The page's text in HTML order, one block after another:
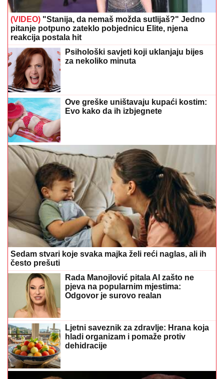
(VIDEO) "Stanija, da nemaš možda sutlijaš?" Jedno
pitanje potpuno zateklo pobjednicu Elite, njena
reakcija postala hit
Psihološki savjeti koji uklanjaju bijes
za nekoliko minuta
Ove greške uništavaju kupaći kostim:
Evo kako da ih izbjegnete
Sedam stvari koje svaka majka želi reći naglas, ali ih
često prešuti
Rada Manojlović pitala AI zašto ne
pjeva na popularnim mjestima:
Odgovor je surovo realan
Ljetni saveznik za zdravlje: Hrana koja
hladi organizam i pomaže protiv
dehidracije